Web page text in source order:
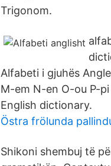
Trigonom.
Alfabeti i gjuhës
M-em N-en O-ou P-
English dictionary.
Östra frölunda
Shikoni shembuj të